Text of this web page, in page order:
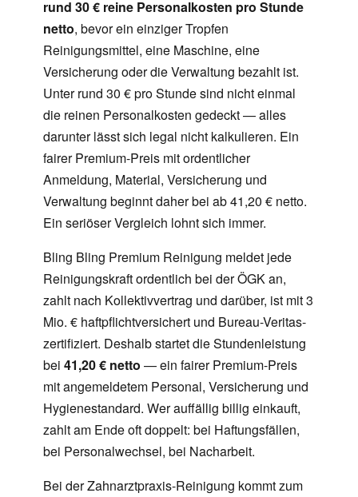
rund 30 € reine Personalkosten pro Stunde
netto, bevor ein einziger Tropfen
Reinigungsmittel, eine Maschine, eine
Versicherung oder die Verwaltung bezahlt ist.
Unter rund 30 € pro Stunde sind nicht einmal
die reinen Personalkosten gedeckt — alles
darunter lässt sich legal nicht kalkulieren. Ein
fairer Premium-Preis mit ordentlicher
Anmeldung, Material, Versicherung und
Verwaltung beginnt daher bei ab 41,20 € netto.
Ein seriöser Vergleich lohnt sich immer.
Bling Bling Premium Reinigung meldet jede
Reinigungskraft ordentlich bei der ÖGK an,
zahlt nach Kollektivvertrag und darüber, ist mit 3
Mio. € haftpflichtversichert und Bureau-Veritas-
zertifiziert. Deshalb startet die Stundenleistung
bei 41,20 € netto — ein fairer Premium-Preis
mit angemeldetem Personal, Versicherung und
Hygienestandard. Wer auffällig billig einkauft,
zahlt am Ende oft doppelt: bei Haftungsfällen,
bei Personalwechsel, bei Nacharbeit.
Bei der Zahnarztpraxis-Reinigung kommt zum